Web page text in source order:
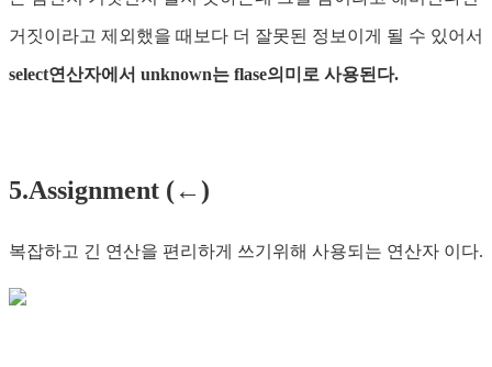
거짓이라고 제외했을 때보다 더 잘못된 정보이게 될 수 있어서
select연산자에서 unknown는 flase의미로 사용된다.
5.Assignment (←)
복잡하고 긴 연산을 편리하게 쓰기위해 사용되는 연산자 이다.